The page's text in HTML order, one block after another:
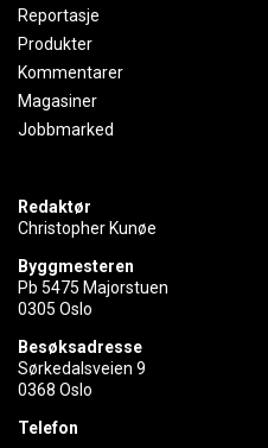
Reportasje
Produkter
Kommentarer
Magasiner
Jobbmarked
Redaktør
Christopher Kunøe
Byggmesteren
Pb 5475 Majorstuen
0305 Oslo
Besøksadresse
Sørkedalsveien 9
0368 Oslo
Telefon